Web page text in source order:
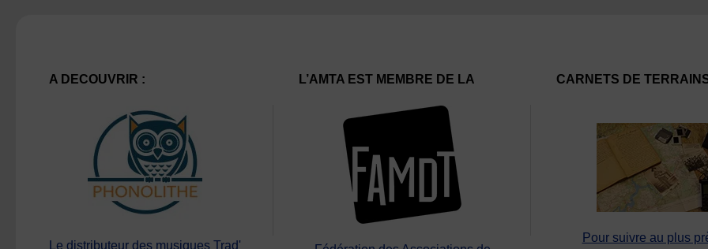
A DECOUVRIR :
Le distributeur des musiques Trad'
L’AMTA EST MEMBRE DE LA CARNETS DE
Pour suivre au plus